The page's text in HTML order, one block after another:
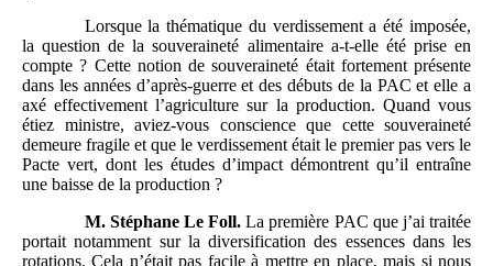
Lorsque la thématique du verdissement a été imposée,
la question de la souveraineté alimentaire a-t-elle été prise en
compte ? Cette notion de souveraineté était fortement présente
dans les années d’après-guerre et des débuts de la PAC et elle a
axé effectivement l’agriculture sur la production. Quand vous
étiez ministre, aviez-vous conscience que cette souveraineté
demeure fragile et que le verdissement était le premier pas vers le
Pacte vert, dont les études d’impact démontrent qu’il entraîne
une baisse de la production ?
M. Stéphane Le Foll. La première PAC que j’ai traitée
portait notamment sur la diversification des essences dans les
rotations. Cela n’était pas facile à mettre en place, mais si nous